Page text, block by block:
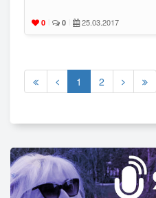
0 0 25.03.2017
1 2